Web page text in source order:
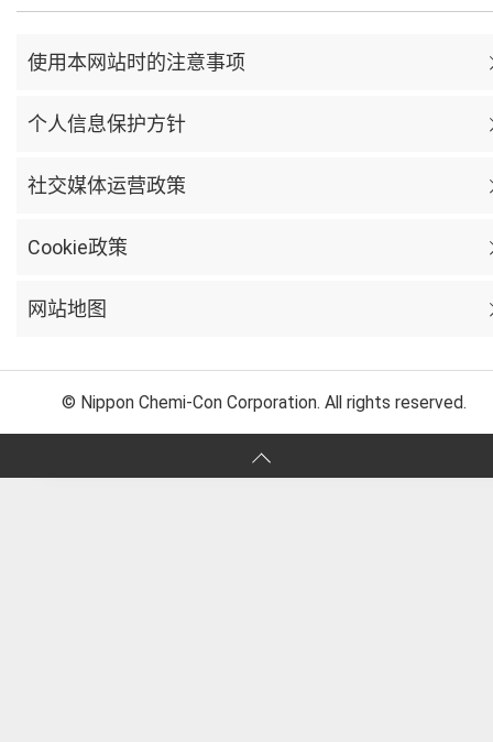
使用本网站时的注意事项
个人信息保护方针
社交媒体运营政策
Cookie政策
网站地图
© Nippon Chemi-Con Corporation. All rights reserved.